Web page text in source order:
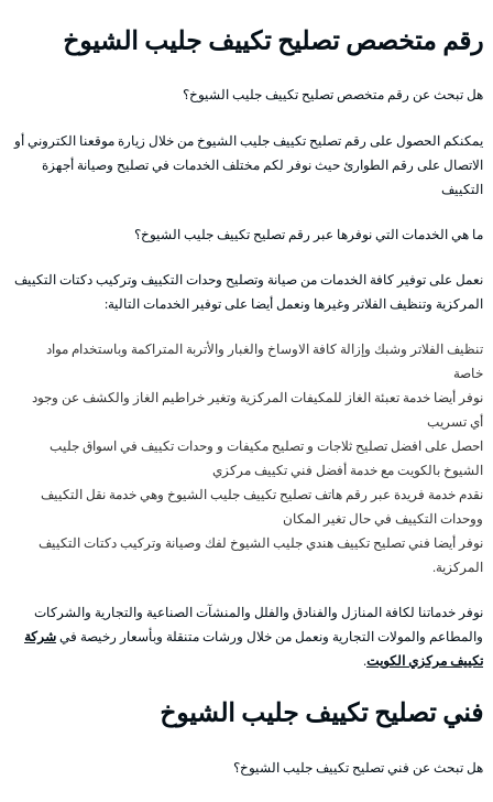
رقم متخصص تصليح تكييف جليب الشيوخ
هل تبحث عن رقم متخصص تصليح تكييف جليب الشيوخ؟
يمكنكم الحصول على رقم تصليح تكييف جليب الشيوخ من خلال زيارة موقعنا الكتروني أو
الاتصال على رقم الطوارئ حيث نوفر لكم مختلف الخدمات في تصليح وصيانة أجهزة
التكييف
ما هي الخدمات التي نوفرها عبر رقم تصليح تكييف جليب الشيوخ؟
نعمل على توفير كافة الخدمات من صيانة وتصليح وحدات التكييف وتركيب دكتات التكييف
المركزية وتنظيف الفلاتر وغيرها ونعمل أيضا على توفير الخدمات التالية:
تنظيف الفلاتر وشبك وإزالة كافة الاوساخ والغبار والأتربة المتراكمة وباستخدام مواد
خاصة
نوفر أيضا خدمة تعبئة الغاز للمكيفات المركزية وتغير خراطيم الغاز والكشف عن وجود
أي تسريب
احصل على افضل تصليح ثلاجات و تصليح مكيفات و وحدات تكييف في اسواق جليب
الشيوخ بالكويت مع خدمة أفضل فني تكييف مركزي
نقدم خدمة فريدة عبر رقم هاتف تصليح تكييف جليب الشيوخ وهي خدمة نقل التكييف
ووحدات التكييف في حال تغير المكان
نوفر أيضا فني تصليح تكييف هندي جليب الشيوخ لفك وصيانة وتركيب دكتات التكييف
المركزية.
نوفر خدماتنا لكافة المنازل والفنادق والفلل والمنشآت الصناعية والتجارية والشركات
والمطاعم والمولات التجارية ونعمل من خلال ورشات متنقلة وبأسعار رخيصة فيشركة
تكييف مركزي الكويت.
فني تصليح تكييف جليب الشيوخ
هل تبحث عن فني تصليح تكييف جليب الشيوخ؟